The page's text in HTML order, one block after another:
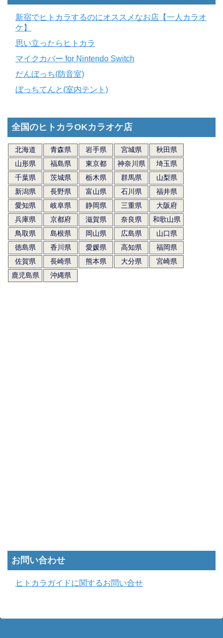
新宿でヒトカラするのにオススメなお店【一人カラオ
ケ】
思い立ったらヒトカラ
マイクカバー for Nintendo Switch
だんぼっち(防音室)
ぼっちてんと(室内テント)
全国のヒトカラOKカラオケ店
北海道 青森県 岩手県 宮城県
秋田県
山形県
福島県 東京都 神奈川県
埼玉県
千葉県
茨城県 栃木県 群馬県
山梨県
新潟県
長野県 富山県 石川県
福井県
愛知県
岐阜県 静岡県 三重県
大阪府
兵庫県
京都府 滋賀県 奈良県
和歌山県
鳥取県
島根県 岡山県 広島県
山口県
徳島県
香川県 愛媛県 高知県
福岡県
佐賀県
長崎県 熊本県 大分県
宮崎県
鹿児島県
沖縄県
お問い合わせ
ヒトカラガイドに関するお問い合せ